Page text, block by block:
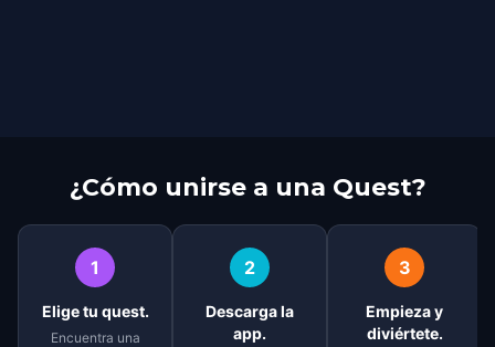
¿Cómo unirse a una Quest?
1
Elige tu quest.
Encuentra una
2
Descarga la
app.
3
Empieza y
diviértete.